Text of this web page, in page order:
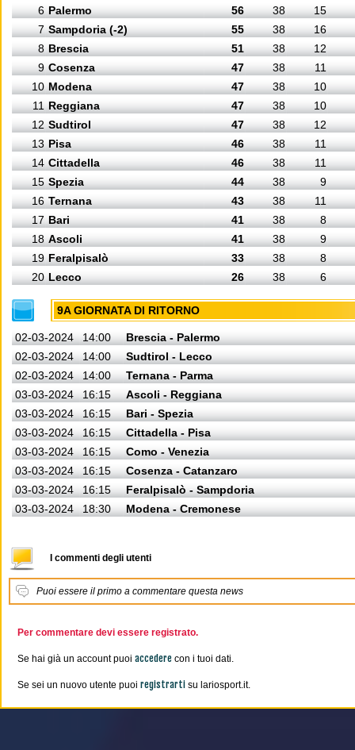
6 Palermo 56 38
15
7 Sampdoria (-2) 55 38
16
8 Brescia 51 38
12
9 Cosenza 47 38
11
10 Modena 47 38
10
11 Reggiana 47 38
10
12 Sudtirol 47 38
12
13 Pisa 46 38
11
14 Cittadella 46 38
11
15 Spezia 44 38
9
16 Ternana 43 38
11
17 Bari 41 38
8
18 Ascoli 41 38
9
19 Feralpisalò 33 38
8
20 Lecco 26 38 6
9A GIORNATA DI RITORNO
02-03-2024 14:00
Brescia - Palermo
02-03-2024
14:00
Sudtirol - Lecco
02-03-2024
14:00
Ternana - Parma
03-03-2024
16:15
Ascoli - Reggiana
03-03-2024
16:15
Bari - Spezia
03-03-2024
16:15
Cittadella - Pisa
03-03-2024
16:15
Como - Venezia
03-03-2024
16:15
Cosenza - Catanzaro
03-03-2024
16:15
Feralpisalò - Sampdoria
03-03-2024
18:30 Modena - Cremonese
I commenti degli utenti
Puoi essere il primo a commentare questa news
Per commentare devi essere registrato.
Se hai già un account puoi accedere con i tuoi dati.
Se sei un nuovo utente puoi registrarti su lariosport.it.